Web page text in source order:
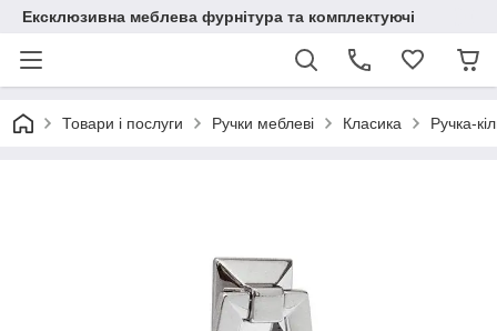
Ексклюзивна меблева фурнітура та комплектуючі
Товари і послуги Ручки меблеві Класика Ручка-